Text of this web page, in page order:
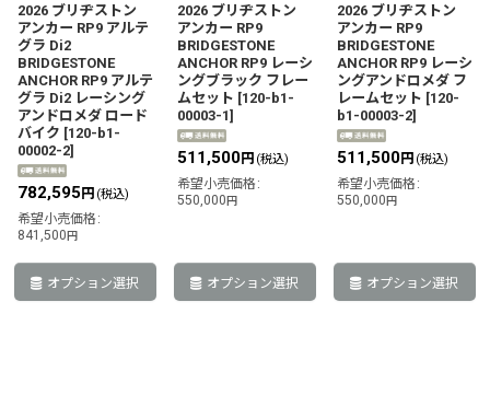
2026 ブリヂストン
アンカー RP9 アルテ
グラ Di2
BRIDGESTONE
ANCHOR RP9 アルテ
グラ Di2 レーシング
アンドロメダ ロード
バイク [120-b1-
00002-2]
782,595 円 (税込)
希望小売価格 :
841,500 円
オプション選択
2026 ブリヂストン
アンカー RP9
BRIDGESTONE
ANCHOR RP9 レーシ
ングブラック フレー
ムセット [120-b1-
00003-1]
511,500円 (税込)
希望小売価格 :
550,000 円
オプション選択
2026 ブリヂストン
アンカー RP9
BRIDGESTONE
ANCHOR RP9 レーシ
ングアンドロメダ フ
レームセット [120-
b1-00003-2]
511,500円 (税込)
希望小売価格 :
550,000 円
オプション選択